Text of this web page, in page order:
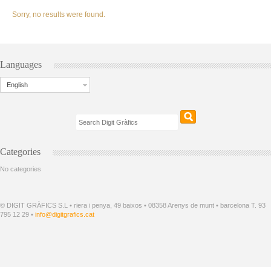
Sorry, no results were found.
Languages
English
Categories
No categories
© DIGIT GRÀFICS S.L • riera i penya, 49 baixos • 08358 Arenys de munt • barcelona T. 93
795 12 29 • info@digitgrafics.cat